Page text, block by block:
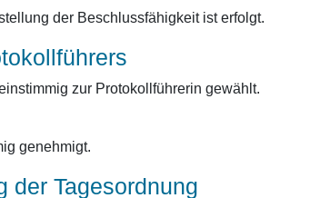
der Beschlussfähigkeit ist erfolgt.
zur Protokollführerin gewählt.
genehmigt.
der Tagesordnung